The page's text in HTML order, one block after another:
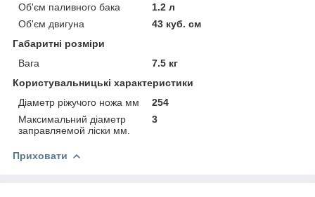
Об'єм паливного бака
1.2 л
Об'єм двигуна
43 куб. см
Габаритні розміри
Вага
7.5 кг
Користувальницькі характеристики
Діаметр ріжучого ножа мм
254
Максимальний діаметр
заправляемой ліски мм.
3
Приховати